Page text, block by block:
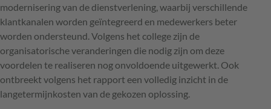
modernisering van de dienstverlening, waarbij verschillende
klantkanalen worden geïntegreerd en medewerkers beter
worden ondersteund. Volgens het college zijn de
organisatorische veranderingen die nodig zijn om deze
voordelen te realiseren nog onvoldoende uitgewerkt. Ook
ontbreekt volgens het rapport een volledig inzicht in de
langetermijnkosten van de gekozen oplossing.